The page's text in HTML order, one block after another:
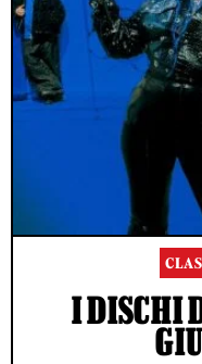
I DISCHI